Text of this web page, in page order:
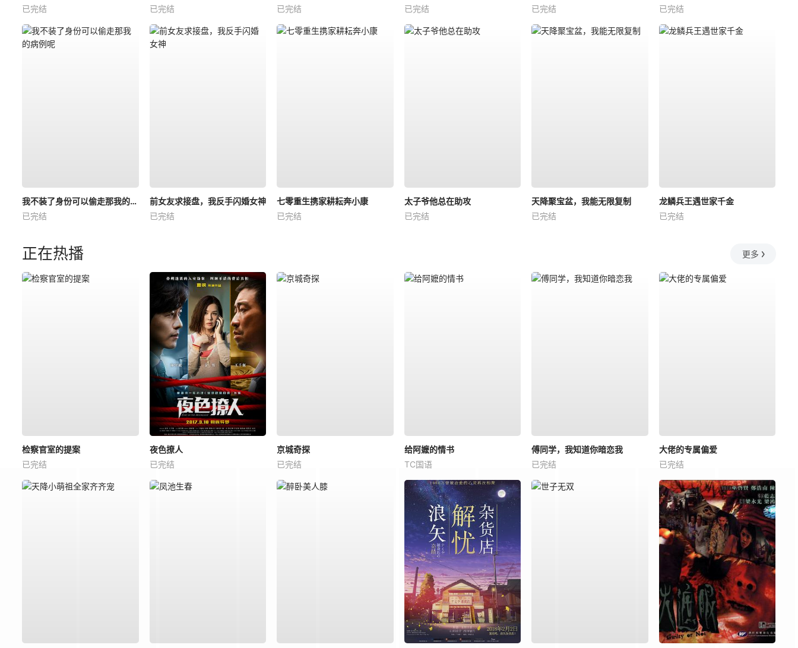
已完结
已完结
已完结
已完结
已完结
已完结
我不装了身份可以偷走那我的病例呢
已完结
前女友求接盘，我反手闪婚女神
已完结
七零重生携家耕耘奔小康
已完结
太子爷他总在助攻
已完结
天降聚宝盆，我能无限复制
已完结
龙鳞兵王遇世家千金
已完结
正在热播 更多
检察官室的提案
已完结
夜色撩人
已完结
京城奇探
已完结
给阿嬷的情书
TC国语
傅同学，我知道你暗恋我
已完结
大佬的专属偏爱
已完结